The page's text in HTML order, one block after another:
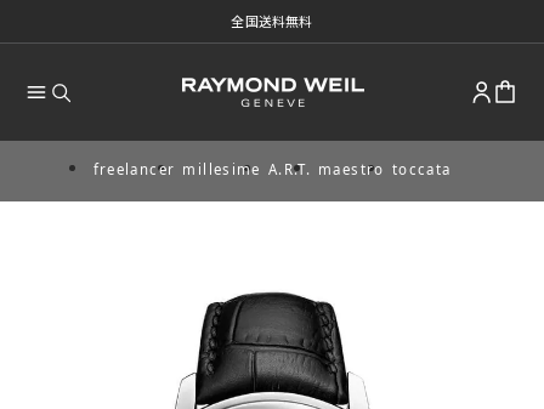
全国送料無料
freelancer millesime A.R.T. maestro toccata